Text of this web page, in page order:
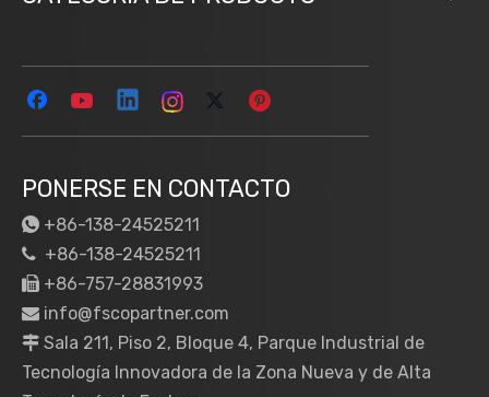
PONERSE EN CONTACTO
 +86-138-24525211
 +86-138-24525211
 +86-757-28831993
 info@fscopartner.com
 Sala 211, Piso 2, Bloque 4, Parque Industrial de
Tecnología Innovadora de la Zona Nueva y de Alta